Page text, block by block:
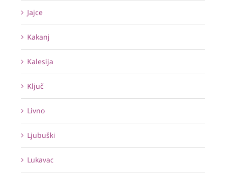
Jajce
Kakanj
Kalesija
Ključ
Livno
Ljubuški
Lukavac